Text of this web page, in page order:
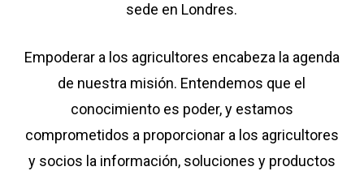
sede en Londres.
Empoderar a los agricultores encabeza la agenda
de nuestra misión. Entendemos que el
conocimiento es poder, y estamos
comprometidos a proporcionar a los agricultores
y socios la información, soluciones y productos